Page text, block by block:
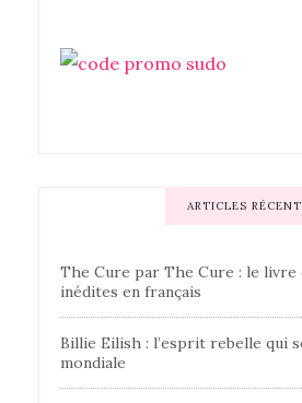
ARTICLES
The Cure par The Cure : le livre
inédites en français
Billie Eilish : l’esprit rebelle qui
mondiale